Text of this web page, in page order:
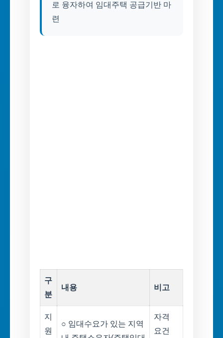
로 융자하여 임대주택 공급기반 마
련
구
분
내용 비고
지
원
○ 임대수요가 있는 지역
자격
요건